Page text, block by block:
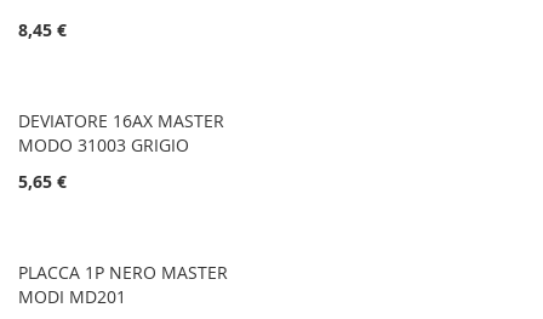
8,45 €
DEVIATORE 16AX MASTER
MODO 31003 GRIGIO
5,65 €
PLACCA 1P NERO MASTER
MODI MD201